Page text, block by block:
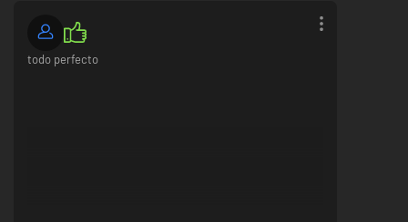
todo perfecto